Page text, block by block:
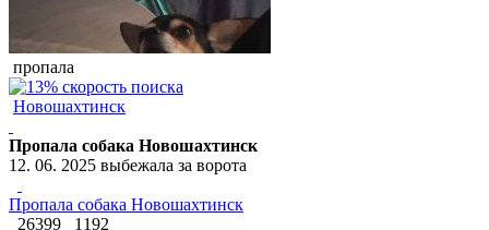
пропала
Новошахтинск
Пропала собака Новошахтинск
12. 06. 2025 выбежала за ворота
Пропала собака Новошахтинск
26399
1192